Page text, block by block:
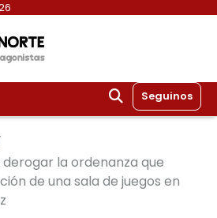
Seguinos
la ordenanza que
de una sala de juegos en